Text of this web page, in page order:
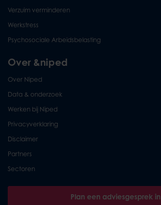
Verzuim verminderen
Werkstress
Psychosociale Arbeidsbelasting
Over &niped
Over Niped
Data & onderzoek
Werken bij Niped
Privacyverklaring
Disclaimer
Partners
Sectoren
Plan een adviesgesprek in